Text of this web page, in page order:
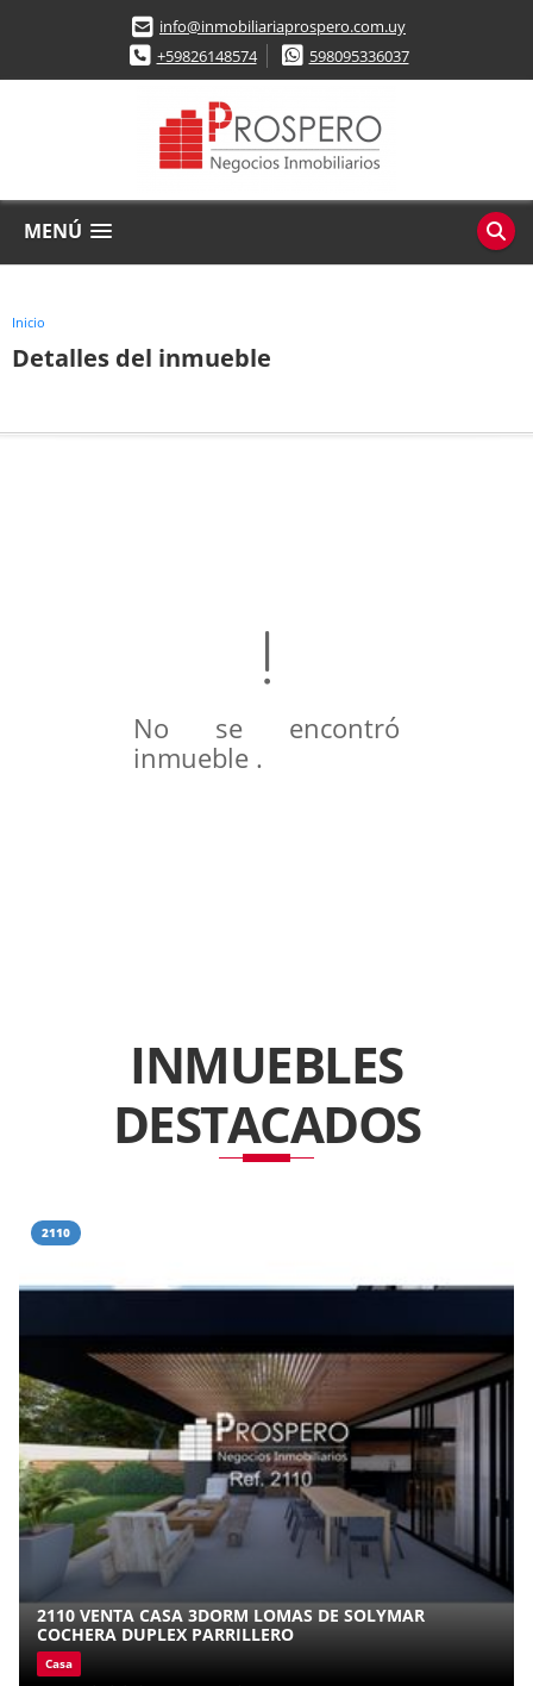
info@inmobiliariaprospero.com.uy
+59826148574
598095336037
MENÚ
Inicio
Detalles del inmueble
No se encontró
inmueble .
INMUEBLES
DESTACADOS
2110
2110 VENTA CASA 3DORM LOMAS DE SOLYMAR
COCHERA DUPLEX PARRILLERO
Casa